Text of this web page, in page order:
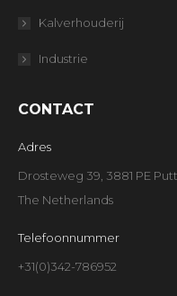
Kalverhouderij
Industrie
CONTACT
Adres
Drosteweg 39, 3881 PE
The Netherlands
Telefoonnummer
+31(0)342-786952